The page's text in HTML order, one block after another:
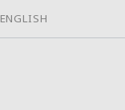
ENGLISH